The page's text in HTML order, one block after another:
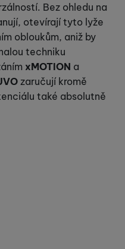
Bez ohledu na
otevírají tyto lyže
obloukům, aniž by
techniku
xMOTION a
zaručují kromě
také absolutně